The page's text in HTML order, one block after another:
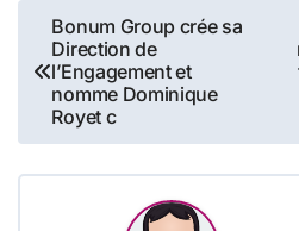
Navigation
de
l’article
Bonum Group crée sa
Direction de
l’Engagement et
nomme Dominique
Royet c